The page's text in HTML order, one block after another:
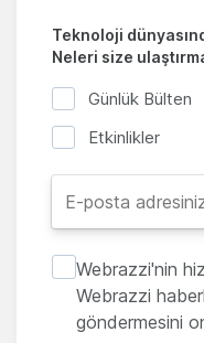
Teknoloji
Neleri size
Günlük Bülten
Etkinlikler
Webrazzi'nin
Webrazzi
göndermesini